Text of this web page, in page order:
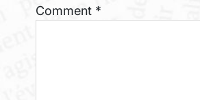
Comment *